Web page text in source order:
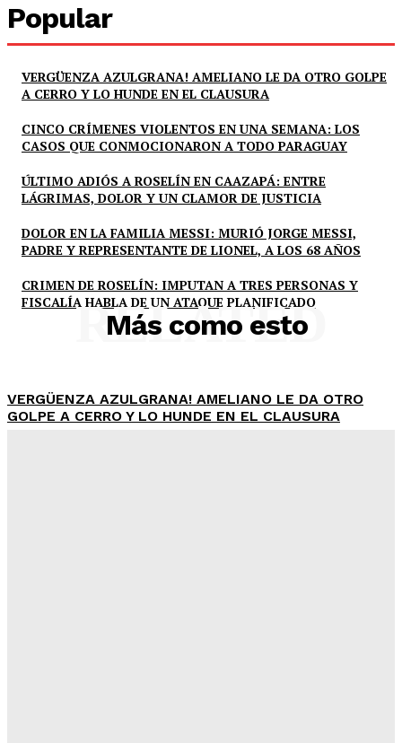
Popular
VERGÜENZA AZULGRANA! AMELIANO LE DA OTRO GOLPE
A CERRO Y LO HUNDE EN EL CLAUSURA
CINCO CRÍMENES VIOLENTOS EN UNA SEMANA: LOS
CASOS QUE CONMOCIONARON A TODO PARAGUAY
ÚLTIMO ADIÓS A ROSELÍN EN CAAZAPÁ: ENTRE
LÁGRIMAS, DOLOR Y UN CLAMOR DE JUSTICIA
DOLOR EN LA FAMILIA MESSI: MURIÓ JORGE MESSI,
PADRE Y REPRESENTANTE DE LIONEL, A LOS 68 AÑOS
CRIMEN DE ROSELÍN: IMPUTAN A TRES PERSONAS Y
FISCALÍA HABLA DE UN ATAQUE PLANIFICADO
Más como esto
RELATED
VERGÜENZA AZULGRANA! AMELIANO LE DA OTRO
GOLPE A CERRO Y LO HUNDE EN EL CLAUSURA